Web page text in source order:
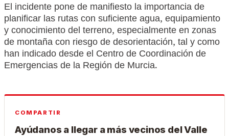
El incidente pone de manifiesto la importancia de
planificar las rutas con suficiente agua, equipamiento
y conocimiento del terreno, especialmente en zonas
de montaña con riesgo de desorientación, tal y como
han indicado desde el Centro de Coordinación de
Emergencias de la Región de Murcia.
COMPARTIR
Ayúdanos a llegar a más vecinos del Valle